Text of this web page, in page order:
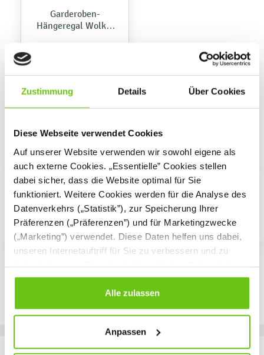
Zustimmung Details Über Cookies
Diese Webseite verwendet Cookies
Auf unserer Website verwenden wir sowohl eigene als
auch externe Cookies. „Essentielle” Cookies stellen
dabei sicher, dass die Website optimal für Sie
funktioniert. Weitere Cookies werden für die Analyse des
Datenverkehrs („Statistik”), zur Speicherung Ihrer
Präferenzen („Präferenzen”) und für Marketingzwecke
(„Marketing”) verwendet. Diese Daten helfen uns dabei,
unseren Internetauftriff für Sie zu verbessern und zu
Cookies Sie erlauben. Verweigern Sie Ihre Zustimmung,
wählen Sie „Alle ablehnen” – in diesem Fall werden nur
Daten verarbeitet, die für den Besuch unserer Website
jederzeit ändern, indem Sie auf die Schaltfläche unten
links klicken. Weitere Informationen zur Datennutzung
Alle zulassen
Anpassen
Garderoben-
Hängeregal Wolke,
120,90 € - 199,90 €